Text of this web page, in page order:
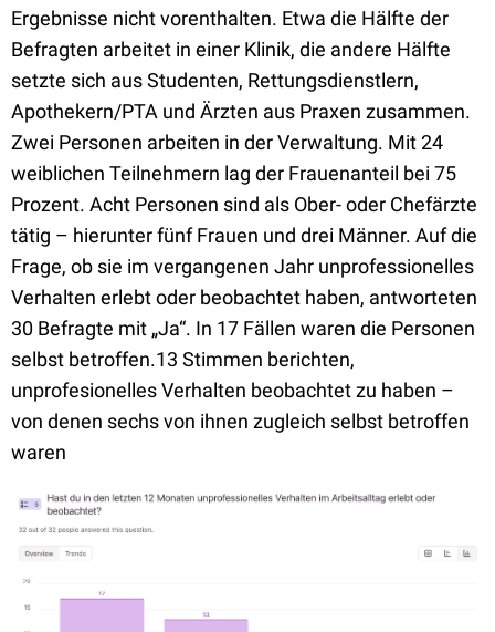
Ergebnisse nicht vorenthalten. Etwa die Hälfte der
Befragten arbeitet in einer Klinik, die andere Hälfte
setzte sich aus Studenten, Rettungsdienstlern,
Apothekern/PTA und Ärzten aus Praxen zusammen.
Zwei Personen arbeiten in der Verwaltung. Mit 24
weiblichen Teilnehmern lag der Frauenanteil bei 75
Prozent. Acht Personen sind als Ober- oder Chefärzte
tätig – hierunter fünf Frauen und drei Männer. Auf die
Frage, ob sie im vergangenen Jahr unprofessionelles
Verhalten erlebt oder beobachtet haben, antworteten
30 Befragte mit „Ja“. In 17 Fällen waren die Personen
selbst betroffen.13 Stimmen berichten,
unprofesionelles Verhalten beobachtet zu haben –
von denen sechs von ihnen zugleich selbst betroffen
waren